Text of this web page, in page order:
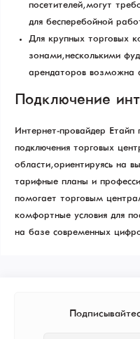
посетителей, могут
для бесперебойной
Для крупных торговых
зонами, несколькими
арендаторов возможна
Подключение
Интернет-провайдер Етайп
подключения торговых
области, ориентируясь на
тарифные планы и
помогает торговым
комфортные условия для
на базе современных